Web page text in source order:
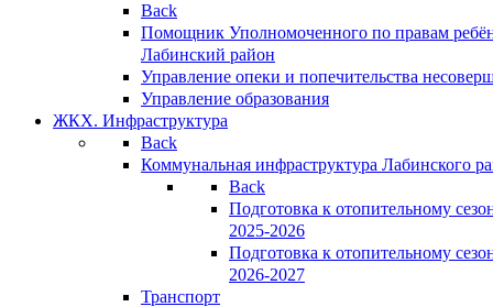
Back
Помощник Уполномоченного по правам
Лабинский район
Управление опеки и попечительства
Управление образования
ЖКХ. Инфраструктура
Back
Коммунальная инфраструктура Лабинского
Back
Подготовка к отопительному
2025-2026
Подготовка к отопительному
2026-2027
Транспорт